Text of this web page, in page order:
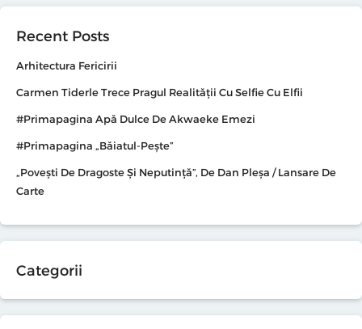
Recent Posts
Arhitectura Fericirii
Carmen Tiderle Trece Pragul Realității Cu Selfie Cu Elfii
#primapagina Apă Dulce De Akwaeke Emezi
#primapagina „Băiatul-Pește”
„Povești De Dragoste Și Neputință”, De Dan Pleșa / Lansare De
Carte
Categorii